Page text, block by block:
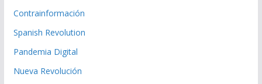
Contrainformación
Spanish Revolution
Pandemia Digital
Nueva Revolución